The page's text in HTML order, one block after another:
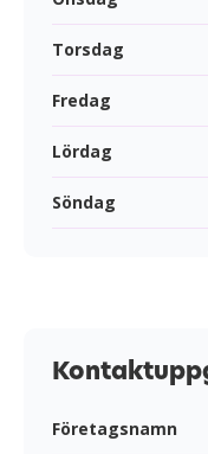
Torsdag
Fredag
Lördag
Söndag
Företagsnamn